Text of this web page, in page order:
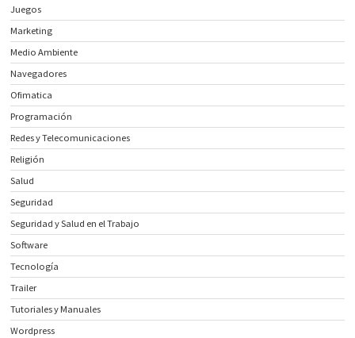
Juegos
Marketing
Medio Ambiente
Navegadores
Ofimatica
Programación
Redes y Telecomunicaciones
Religión
Salud
Seguridad
Seguridad y Salud en el Trabajo
Software
Tecnología
Trailer
Tutoriales y Manuales
Wordpress